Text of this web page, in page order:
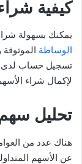
كيفية
يمكنك بسهولة
الوساطة
تسجيل حساب لدى
لإكمال شراء
تحليل سهم
هناك عدد من
عن الأسهم